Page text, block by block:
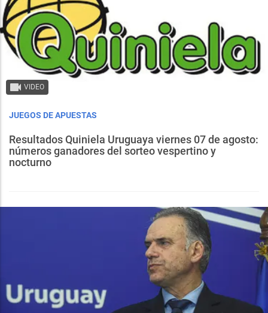
VIDEO
JUEGOS DE APUESTAS
Resultados Quiniela Uruguaya viernes 07 de agosto:
números ganadores del sorteo vespertino y
nocturno